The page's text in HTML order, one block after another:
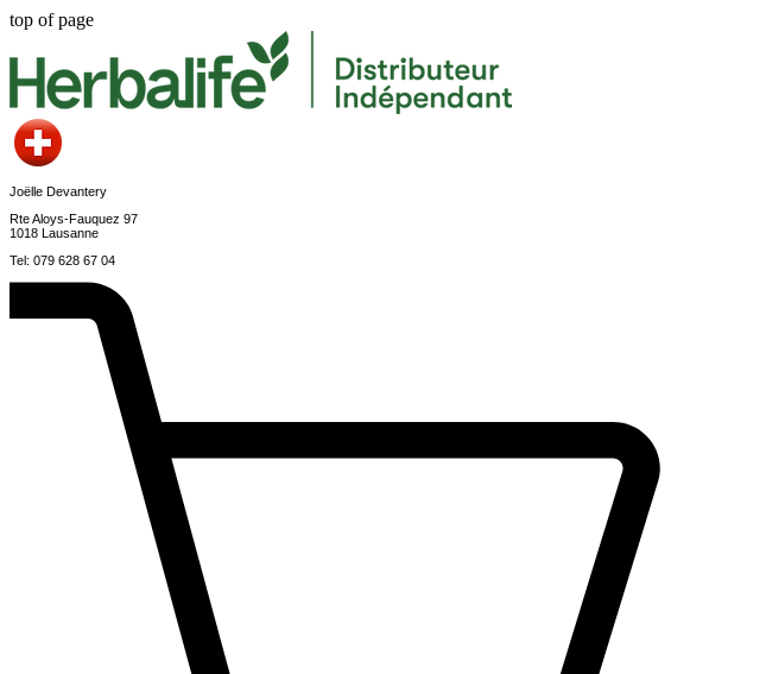
top of page
Joëlle Devantery
Rte Aloys-Fauquez 97
1018 Lausanne
Tel: 079 628 67 04